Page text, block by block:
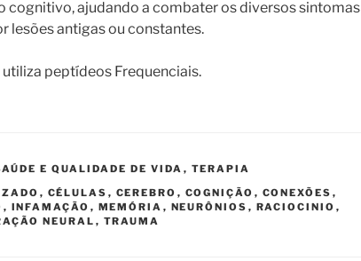
cognitivo, ajudando a combater os diversos sintomas
lesões antigas ou constantes.
utiliza peptídeos Frequenciais.
E QUALIDADE DE VIDA , TERAPIA
, CÉLULAS , CEREBRO , COGNIÇÃO , CONEXÕES ,
, INFAMAÇÃO , MEMÓRIA , NEURÔNIOS , RACIOCINIO ,
NEURAL , TRAUMA